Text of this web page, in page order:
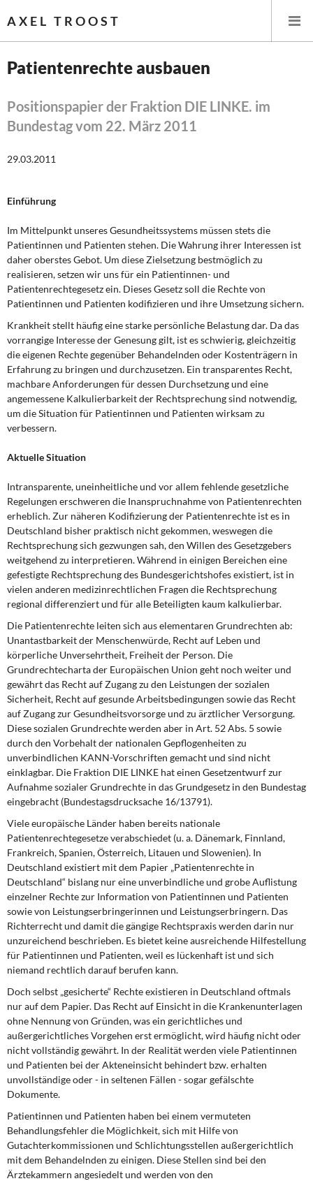
AXEL TROOST
Themen
Leitlinien linker Wirtschafts- und Finanzpolitik
Steuer- und Finanzpolitik
Öffentliche Infrastruktur und Daseinsvorsorge
Eurokrise und Griechenland
DIE LINKE
Weitere Themen
Memo-Gruppe
Institut Solidarische Moderne
Rosa-Luxemburg-Stiftung
Über mich
Kontakt
Patientenrechte ausbauen
Positionspapier der Fraktion DIE LINKE. im
Bundestag vom 22. März 2011
29.03.2011
Einführung
Im Mittelpunkt unseres Gesundheitssystems müssen stets die
Patientinnen und Patienten stehen. Die Wahrung ihrer Interessen ist
daher oberstes Gebot. Um diese Zielsetzung bestmöglich zu
realisieren, setzen wir uns für ein Patientinnen- und
Patientenrechtegesetz ein. Dieses Gesetz soll die Rechte von
Patientinnen und Patienten kodifizieren und ihre Umsetzung sichern.
Krankheit stellt häufig eine starke persönliche Belastung dar. Da das
vorrangige Interesse der Genesung gilt, ist es schwierig, gleichzeitig
die eigenen Rechte gegenüber Behandelnden oder Kostenträgern in
Erfahrung zu bringen und durchzusetzen. Ein transparentes Recht,
machbare Anforderungen für dessen Durchsetzung und eine
angemessene Kalkulierbarkeit der Rechtsprechung sind notwendig,
um die Situation für Patientinnen und Patienten wirksam zu
verbessern.
Aktuelle Situation
Intransparente, uneinheitliche und vor allem fehlende gesetzliche
Regelungen erschweren die Inanspruchnahme von Patientenrechten
erheblich. Zur näheren Kodifizierung der Patientenrechte ist es in
Deutschland bisher praktisch nicht gekommen, weswegen die
Rechtsprechung sich gezwungen sah, den Willen des Gesetzgebers
weitgehend zu interpretieren. Während in einigen Bereichen eine
gefestigte Rechtsprechung des Bundesgerichtshofes existiert, ist in
vielen anderen medizinrechtlichen Fragen die Rechtsprechung
regional differenziert und für alle Beteiligten kaum kalkulierbar.
Die Patientenrechte leiten sich aus elementaren Grundrechten ab:
Unantastbarkeit der Menschenwürde, Recht auf Leben und
körperliche Unversehrtheit, Freiheit der Person. Die
Grundrechtecharta der Europäischen Union geht noch weiter und
gewährt das Recht auf Zugang zu den Leistungen der sozialen
Sicherheit, Recht auf gesunde Arbeitsbedingungen sowie das Recht
auf Zugang zur Gesundheitsvorsorge und zu ärztlicher Versorgung.
Diese sozialen Grundrechte werden aber in Art. 52 Abs. 5 sowie
durch den Vorbehalt der nationalen Gepflogenheiten zu
unverbindlichen KANN-Vorschriften gemacht und sind nicht
einklagbar. Die Fraktion DIE LINKE hat einen Gesetzentwurf zur
Aufnahme sozialer Grundrechte in das Grundgesetz in den Bundestag
eingebracht (Bundestagsdrucksache 16/13791).
Viele europäische Länder haben bereits nationale
Patientenrechtegesetze verabschiedet (u. a. Dänemark, Finnland,
Frankreich, Spanien, Österreich, Litauen und Slowenien). In
Deutschland existiert mit dem Papier „Patientenrechte in
Deutschland“ bislang nur eine unverbindliche und grobe Auflistung
einzelner Rechte zur Information von Patientinnen und Patienten
sowie von Leistungserbringerinnen und Leistungserbringern. Das
Richterrecht und damit die gängige Rechtspraxis werden darin nur
unzureichend beschrieben. Es bietet keine ausreichende Hilfestellung
für Patientinnen und Patienten, weil es lückenhaft ist und sich
niemand rechtlich darauf berufen kann.
Doch selbst „gesicherte“ Rechte existieren in Deutschland oftmals
nur auf dem Papier. Das Recht auf Einsicht in die Krankenunterlagen
ohne Nennung von Gründen, was ein gerichtliches und
außergerichtliches Vorgehen erst ermöglicht, wird häufig nicht oder
nicht vollständig gewährt. In der Realität werden viele Patientinnen
und Patienten bei der Akteneinsicht behindert bzw. erhalten
unvollständige oder - in seltenen Fällen - sogar gefälschte
Dokumente.
Patientinnen und Patienten haben bei einem vermuteten
Behandlungsfehler die Möglichkeit, sich mit Hilfe von
Gutachterkommissionen und Schlichtungsstellen außergerichtlich
mit dem Behandelnden zu einigen. Diese Stellen sind bei den
Ärztekammern angesiedelt und werden von den